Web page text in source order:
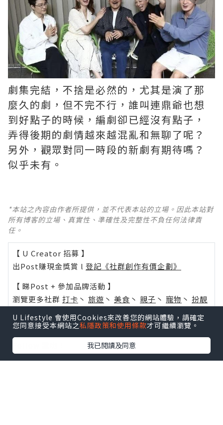
劇集完結，不捨是必然的，尤其是演了那
麼久的劇，但不完不行，誰叫連鼎爺也想
到好點子的時候，編劇卻已經沒有點子，
弄得後期的劇情越來越混亂和無聊了呢？ ​​​
另外，觀眾對同一時段的新劇有期待嗎？
似乎未有。
*本站之內容由作者所提供，並不代表本站的立場。因此本站對
所有博客的立場、真實性、準確性及完整性不負任何法律責
任。
【 U Creator 招募 】
出Post賺現金獎賞 l 登記《社群創作有價企劃》
【 睇Post + 參加品牌活動 】
瀏覽更多社群 打卡 丶 旅遊 丶 美食 丶 親子 丶 寵物 丶 扮靚
活動情報
U Blog開咗WhatsApp啦！發掘更多吃喝玩樂資訊！
U Lifestyle 會使用Cookies來改善您的網站體驗，請確定
您同意接受本網站之私隱政策和使用條款才可繼續瀏覽。
我已閱讀及同意